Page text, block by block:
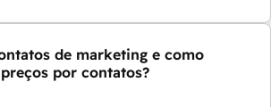
de marketing e como
por contatos?